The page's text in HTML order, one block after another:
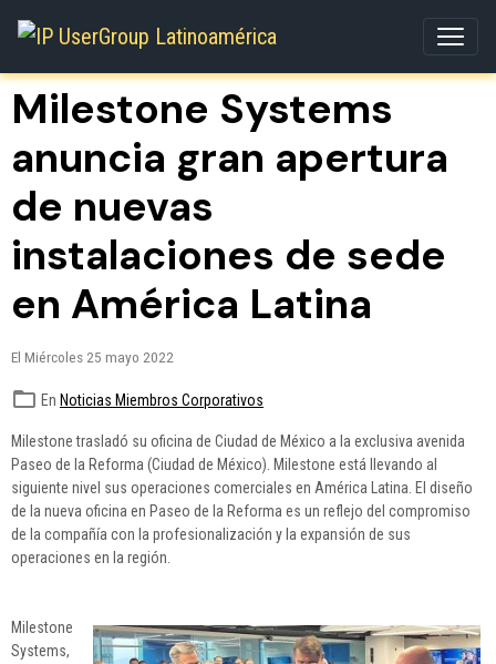
Milestone Systems
anuncia gran apertura
de nuevas
instalaciones de sede
en América Latina
El Miércoles 25 mayo 2022
En Noticias Miembros Corporativos
Milestone trasladó su oficina de Ciudad de México a la exclusiva avenida
Paseo de la Reforma (Ciudad de México). Milestone está llevando al
siguiente nivel sus operaciones comerciales en América Latina. El diseño
de la nueva oficina en Paseo de la Reforma es un reflejo del compromiso
de la compañía con la profesionalización y la expansión de sus
operaciones en la región.
Milestone
Systems,